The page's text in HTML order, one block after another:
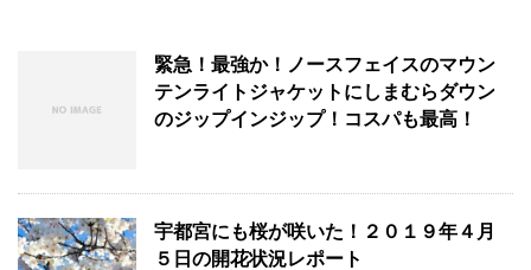
緊急！最強か！ノースフェイスのマウン
テンライトジャケットにしまむらダウン
のジップインジップ！コスパも最高！
宇都宮にも桜が咲いた！２０１９年４月
５日の開花状況レポート